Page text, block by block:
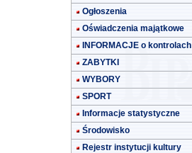
Ogłoszenia
Oświadczenia majątkowe
INFORMACJE o kontrolach
ZABYTKI
WYBORY
SPORT
Informacje statystyczne
Środowisko
Rejestr instytucji kultury